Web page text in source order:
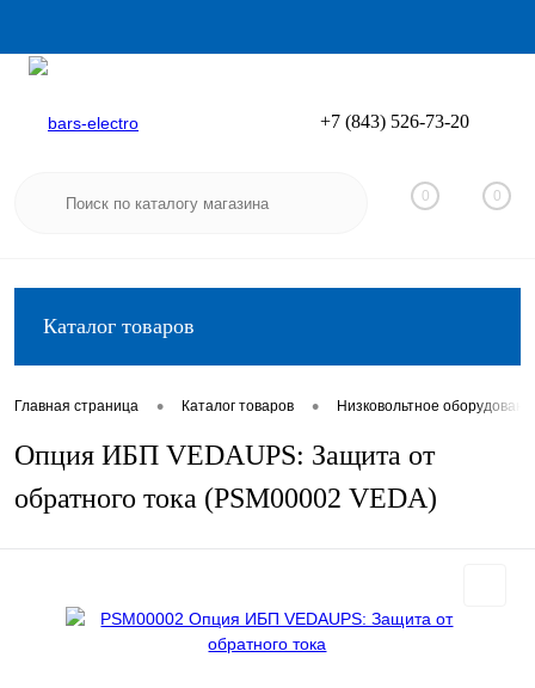
Вход
+7 (843) 526-73-20
0 0
Каталог товаров
Главная страница • Каталог товаров • Низковольтное
Опция ИБП VEDAUPS: Защита от
обратного тока (PSM00002 VEDA)